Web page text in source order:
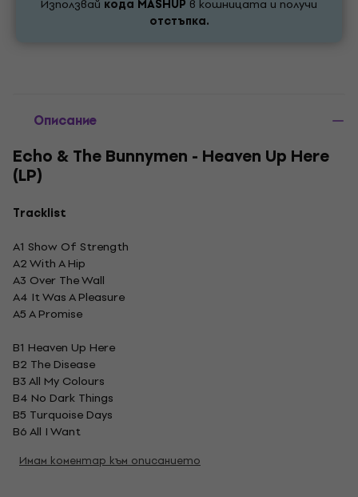
Използвай кода MASHUP в кошницата и получи
отстъпка.
Описание
Echo & The Bunnymen - Heaven Up Here
(LP)
Tracklist
A1 Show Of Strength
A2 With A Hip
A3 Over The Wall
A4 It Was A Pleasure
A5 A Promise
B1 Heaven Up Here
B2 The Disease
B3 All My Colours
B4 No Dark Things
B5 Turquoise Days
B6 All I Want
Имам коментар към описанието